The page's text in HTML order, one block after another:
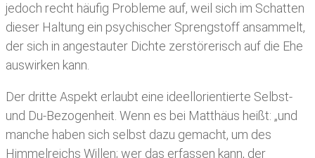
jedoch recht häufig Probleme auf, weil sich im Schatten
dieser Haltung ein psychischer Sprengstoff ansammelt,
der sich in angestauter Dichte zerstörerisch auf die Ehe
auswirken kann.
Der dritte Aspekt erlaubt eine ideellorientierte Selbst-
und Du-Bezogenheit. Wenn es bei Matthäus heißt: „und
manche haben sich selbst dazu gemacht, um des
Himmelreichs Willen; wer das erfassen kann, der